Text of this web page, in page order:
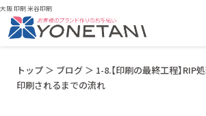
大阪 印刷 米谷印刷
トップ ＞ ブログ ＞ 1-8.【印刷の最終工程】RIP
印刷されるまでの流れ